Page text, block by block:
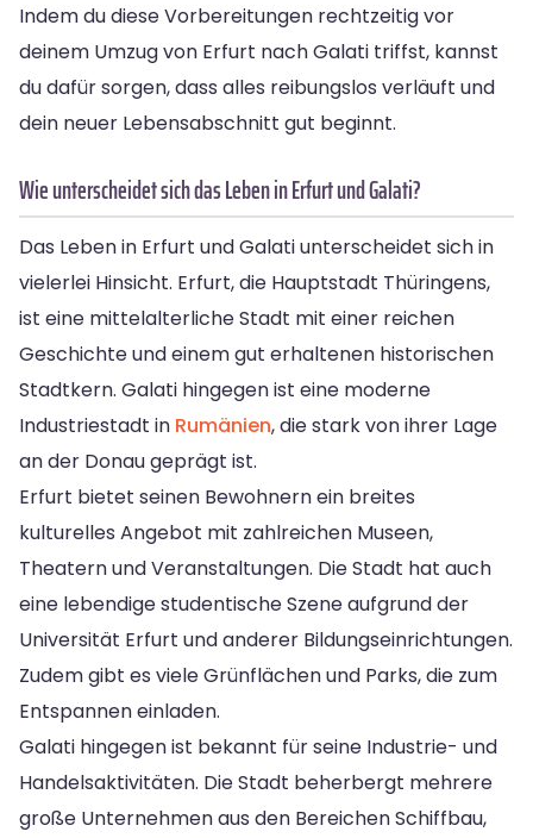
Indem du diese Vorbereitungen rechtzeitig vor
deinem Umzug von Erfurt nach Galati triffst, kannst
du dafür sorgen, dass alles reibungslos verläuft und
dein neuer Lebensabschnitt gut beginnt.
Wie unterscheidet sich das Leben in Erfurt und Galati?
Das Leben in Erfurt und Galati unterscheidet sich in
vielerlei Hinsicht. Erfurt, die Hauptstadt Thüringens,
ist eine mittelalterliche Stadt mit einer reichen
Geschichte und einem gut erhaltenen historischen
Stadtkern. Galati hingegen ist eine moderne
Industriestadt in Rumänien, die stark von ihrer Lage
an der Donau geprägt ist.
Erfurt bietet seinen Bewohnern ein breites
kulturelles Angebot mit zahlreichen Museen,
Theatern und Veranstaltungen. Die Stadt hat auch
eine lebendige studentische Szene aufgrund der
Universität Erfurt und anderer Bildungseinrichtungen.
Zudem gibt es viele Grünflächen und Parks, die zum
Entspannen einladen.
Galati hingegen ist bekannt für seine Industrie- und
Handelsaktivitäten. Die Stadt beherbergt mehrere
große Unternehmen aus den Bereichen Schiffbau,